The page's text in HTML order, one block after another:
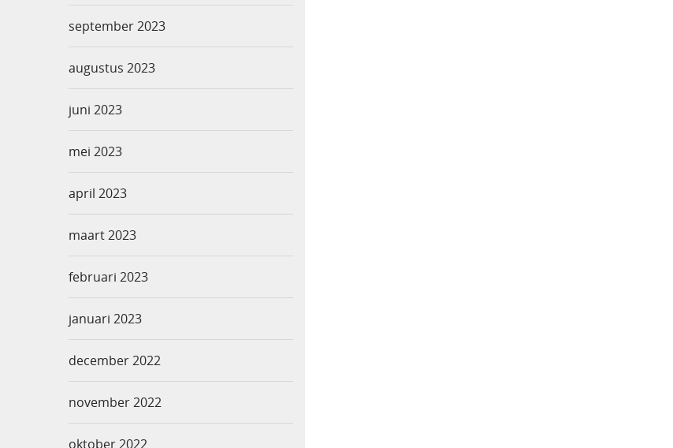
september 2023
augustus 2023
juni 2023
mei 2023
april 2023
maart 2023
februari 2023
januari 2023
december 2022
november 2022
oktober 2022